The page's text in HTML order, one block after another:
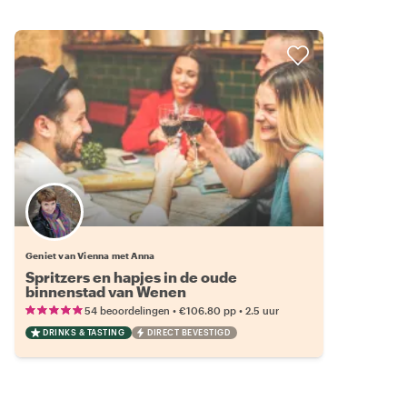
Geniet van Vienna met Anna
Spritzers en hapjes in de oude
binnenstad van Wenen
54 beoordelingen • €106.80 pp • 2.5 uur
DRINKS & TASTING DIRECT BEVESTIGD